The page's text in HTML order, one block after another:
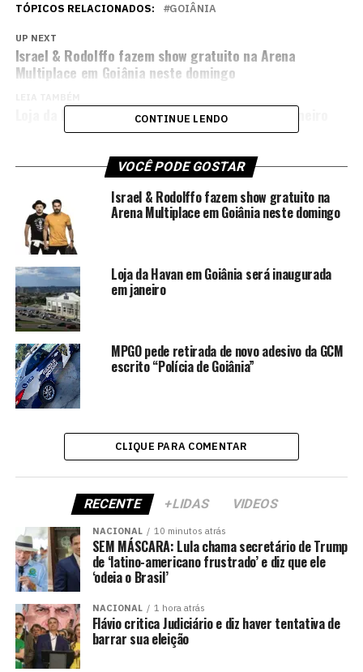
TÓPICOS RELACIONADOS: GOIÂNIA
UP NEXT
Israel & Rodolffo fazem show gratuito na Arena
Multiplace em Goiânia neste domingo
Loja da Havan em Goiânia será inaugurada em janeiro
CONTINUE LENDO
VOCÊ PODE GOSTAR
Israel & Rodolffo fazem show gratuito na
Arena Multiplace em Goiânia neste domingo
Loja da Havan em Goiânia será inaugurada
em janeiro
MPGO pede retirada de novo adesivo da GCM
escrito “Polícia de Goiânia”
CLIQUE PARA COMENTAR
RECENTE +LIDAS VIDEOS
NACIONAL 10 minutos atrás
SEM MÁSCARA: Lula chama secretário de Trump
de ‘latino-americano frustrado’ e diz que ele
‘odeia o Brasil’
NACIONAL 1 hora atrás
Flávio critica Judiciário e diz haver tentativa de
barrar sua eleição